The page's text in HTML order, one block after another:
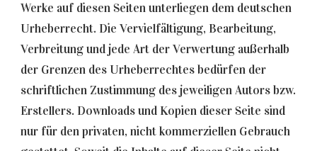
Werke auf diesen Seiten unterliegen dem deutschen
Urheberrecht. Die Vervielfältigung, Bearbeitung,
Verbreitung und jede Art der Verwertung außerhalb
der Grenzen des Urheberrechtes bedürfen der
schriftlichen Zustimmung des jeweiligen Autors bzw.
Erstellers. Downloads und Kopien dieser Seite sind
nur für den privaten, nicht kommerziellen Gebrauch